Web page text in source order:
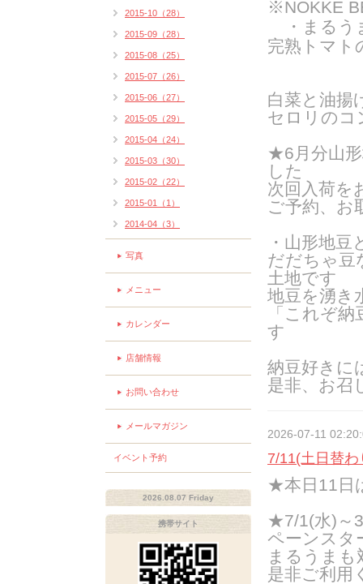
※NOKKE
・まる
完熟トマト
白菜と油揚
セロリのコ
★6月分山
した
次回入荷を
ご予約、お
・山形地
だだちゃ豆
土地です
地豆を湧き
「これぞ
す
納豆好きに
是非、お召
2026-07-11
7/11(土日替
★本日11日
★7/1(水)～
ペーンスタ
まるうまも
是非ご利用
2015-10（28）
2015-09（28）
2015-08（25）
2015-07（26）
2015-06（27）
2015-05（29）
2015-04（24）
2015-03（30）
2015-02（22）
2015-01（1）
2014-04（3）
写真
メニュー
カレンダー
店舗情報
お問い合わせ
メールマガジン
イベント予約
2026.08.07 Friday
携帯サイト